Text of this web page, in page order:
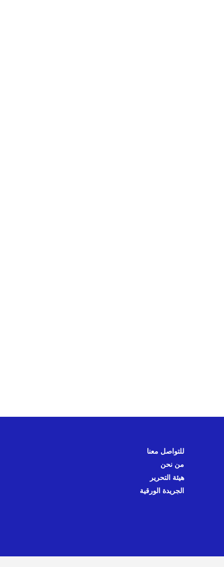
للتواصل معنا
من نحن
هيئة التحرير
الجريدة الورقية